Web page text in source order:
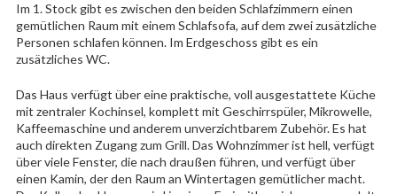
Im 1. Stock gibt es zwischen den beiden Schlafzimmern einen
gemütlichen Raum mit einem Schlafsofa, auf dem zwei zusätzliche
Personen schlafen können. Im Erdgeschoss gibt es ein
zusätzliches WC.
Das Haus verfügt über eine praktische, voll ausgestattete Küche
mit zentraler Kochinsel, komplett mit Geschirrspüler, Mikrowelle,
Kaffeemaschine und anderem unverzichtbarem Zubehör. Es hat
auch direkten Zugang zum Grill. Das Wohnzimmer ist hell, verfügt
über viele Fenster, die nach draußen führen, und verfügt über
einen Kamin, der den Raum an Wintertagen gemütlicher macht.